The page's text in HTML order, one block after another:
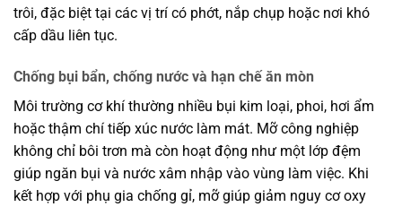
trôi, đặc biệt tại các vị trí có phớt, nắp chụp hoặc nơi khó
cấp dầu liên tục.
Chống bụi bẩn, chống nước và hạn chế ăn mòn
Môi trường cơ khí thường nhiều bụi kim loại, phoi, hơi ẩm
hoặc thậm chí tiếp xúc nước làm mát. Mỡ công nghiệp
không chỉ bôi trơn mà còn hoạt động như một lớp đệm
giúp ngăn bụi và nước xâm nhập vào vùng làm việc. Khi
kết hợp với phụ gia chống gỉ, mỡ giúp giảm nguy cơ oxy